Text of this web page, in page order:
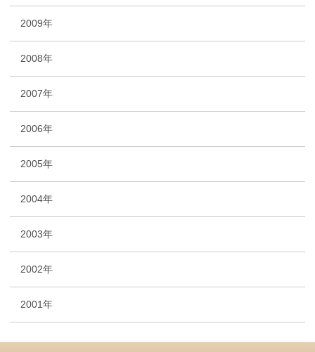
2009年
2008年
2007年
2006年
2005年
2004年
2003年
2002年
2001年